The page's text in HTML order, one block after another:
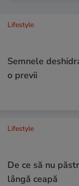
Lifestyle
Semnele
o previi
Lifestyle
De ce să nu
lângă ceapă